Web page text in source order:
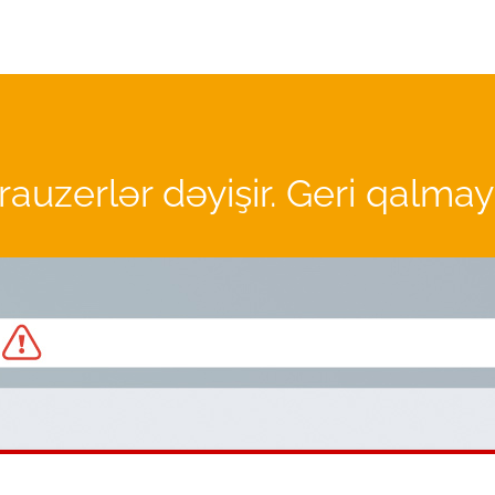
dəyişir. Geri